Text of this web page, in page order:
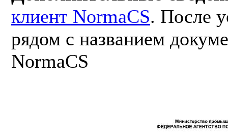
клиент NormaCS. После
рядом с названием
NormaCS